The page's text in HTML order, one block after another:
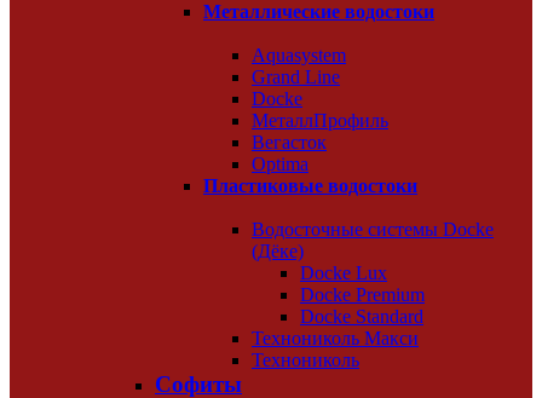
Металлические водостоки
Aquasystem
Grand Line
Docke
МеталлПрофиль
Вегасток
Optima
Пластиковые водостоки
Водосточные системы Docke
(Дёке)
Docke Lux
Docke Premium
Docke Standard
Технониколь Макси
Технониколь
Софиты